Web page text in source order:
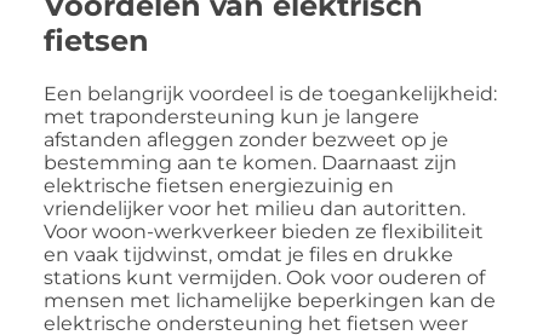
fietsen
Een belangrijk voordeel is de toegankelijkheid:
met trapondersteuning kun je langere
afstanden afleggen zonder bezweet op je
bestemming aan te komen. Daarnaast zijn
elektrische fietsen energiezuinig en
vriendelijker voor het milieu dan autoritten.
Voor woon-werkverkeer bieden ze flexibiliteit
en vaak tijdwinst, omdat je files en drukke
stations kunt vermijden. Ook voor ouderen of
mensen met lichamelijke beperkingen kan de
elektrische ondersteuning het fietsen weer